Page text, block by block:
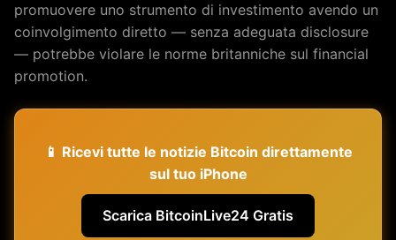
promuovere uno strumento di investimento avendo un
coinvolgimento diretto — senza adeguata disclosure
— potrebbe violare le norme britanniche sul financial
promotion.
📱 Ricevi tutte le notizie Bitcoin direttamente
sul tuo iPhone
Scarica BitcoinLive24 Gratis